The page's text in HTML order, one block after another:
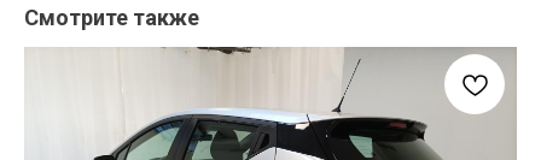
Смотрите также